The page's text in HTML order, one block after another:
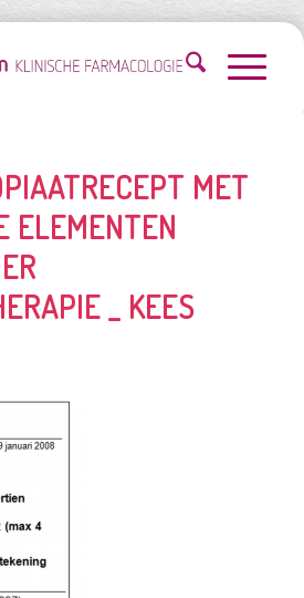
MET
ELEMENTEN
_ KEES